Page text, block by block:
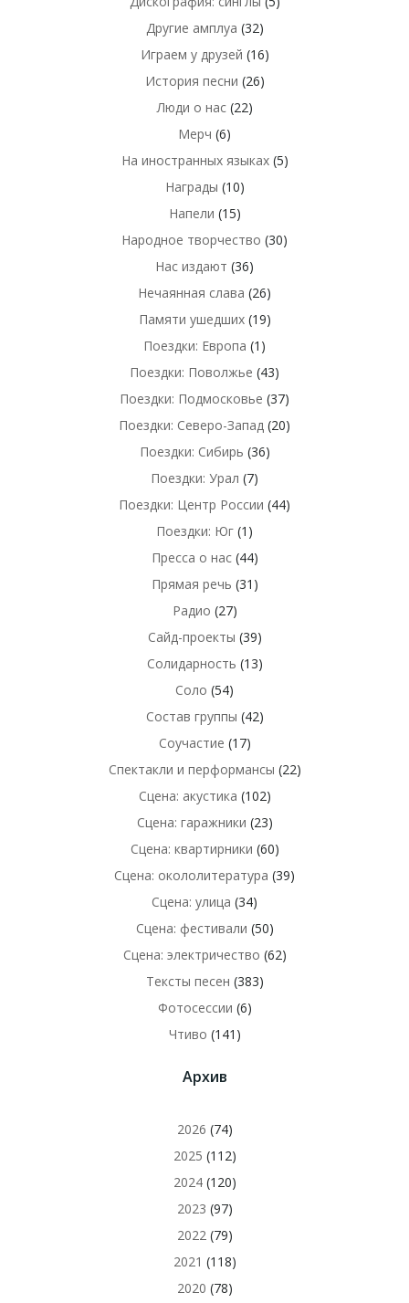
Другие амплуа (32)
Играем у друзей (16)
История песни (26)
Люди о нас(22)
Мерч (6)
На иностранных языках(5)
Награды (10)
Напели (15)
Народное творчество (30)
Нас издают (36)
Нечаянная слава (26)
Памяти ушедших(19)
Поездки: Европа (1)
Поездки: Поволжье (43)
Поездки: Подмосковье (37)
Поездки: Северо-Запад (20)
Поездки: Сибирь (36)
Поездки: Урал (7)
Поездки: Центр России (44)
Поездки: Юг (1)
Пресса о нас(44)
Прямая речь (31)
Радио (27)
Сайд-проекты (39)
Солидарность (13)
Соло (54)
Состав группы (42)
Соучастие (17)
Спектакли и перформансы (22)
Сцена: акустика (102)
Сцена: гаражники (23)
Сцена: квартирники (60)
Сцена: окололитература (39)
Сцена: улица (34)
Сцена: фестивали (50)
Сцена: электричество (62)
Тексты песен (383)
Фотосессии (6)
Чтиво (141)
Архив
2026 (74)
2025 (112)
2024(120)
2023 (97)
2022(79)
2021 (118)
2020 (78)